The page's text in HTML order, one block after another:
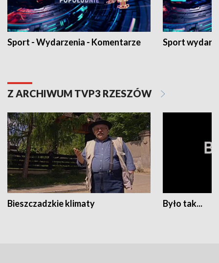
Sport - Wydarzenia - Komentarze Sport
Z ARCHIWUM TVP3 RZESZÓW
Bieszczadzkie klimaty Było tak...